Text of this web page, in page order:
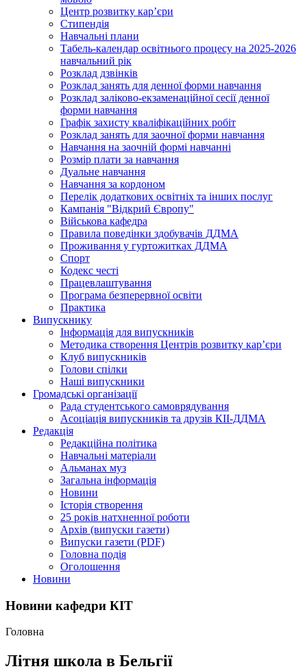
Центр розвитку кар’єри
Стипендія
Навчальні плани
Табель-календар освітнього процесу на 2025-2026
навчальний рік
Розклад дзвінків
Розклад занять для денної форми навчання
Розклад заліково-екзаменаційної сесії денної
форми навчання
Графік захисту кваліфікаційних робіт
Розклад занять для заочної форми навчання
Навчання на заочній формі навчанні
Розмір плати за навчання
Дуальне навчання
Навчання за кордоном
Перелік додаткових освітніх та інших послуг
Кампанія "Відкрий Європу"
Військова кафедра
Правила поведінки здобувачів ДДМА
Проживання у гуртожитках ДДМА
Спорт
Кодекс честі
Працевлаштування
Програма безперервної освіти
Практика
Випускнику
Інформація для випускників
Методика створення Центрів розвитку кар’єри
Клуб випускників
Голови спілки
Наші випускники
Громадські організації
Рада студентського самоврядування
Асоціація випускників та друзів КІІ-ДДМА
Редакція
Редакційна політика
Навчальні матеріали
Альманах муз
Загальна інформація
Новини
Історія створення
25 років натхненної роботи
Архів (випуски газети)
Випуски газети (PDF)
Головна подія
Оголошення
Новини
Новини кафедри КІТ
Головна
Літня школа в Бельгії